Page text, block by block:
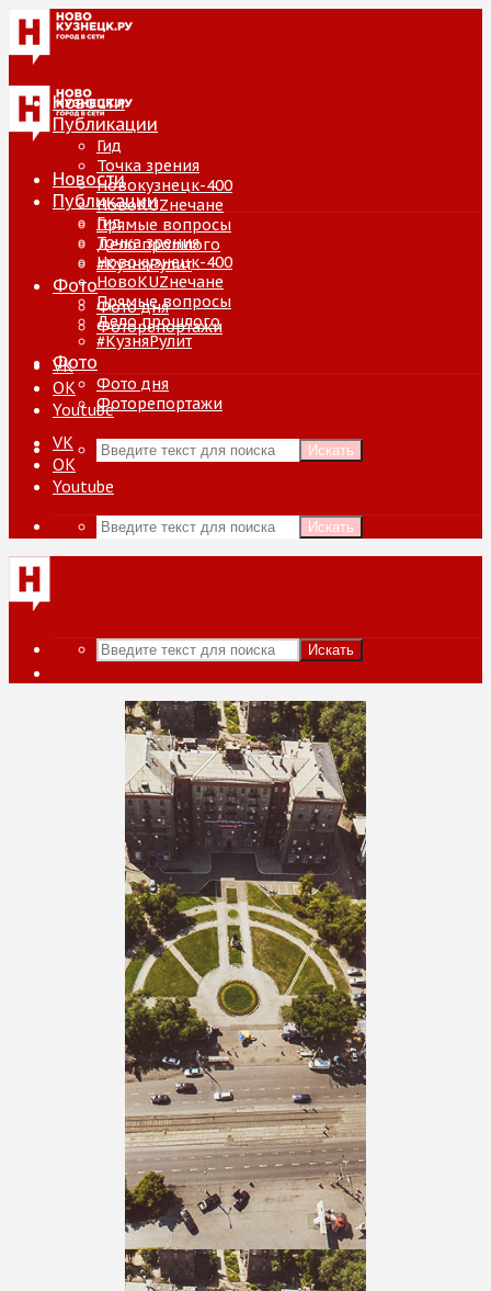
Новости
Публикации
Гид
Точка зрения
Новокузнецк-400
НовоKUZнечане
Прямые вопросы
Дело прошлого
#КузняРулит
Фото
Фото дня
Фоторепортажи
VK
ОК
Youtube
Искать
Новости
Публикации
Гид
Точка зрения
Новокузнецк-400
НовоKUZнечане
Прямые вопросы
Дело прошлого
#КузняРулит
Фото
Фото дня
Фоторепортажи
VK
ОК
Youtube
Искать
Искать